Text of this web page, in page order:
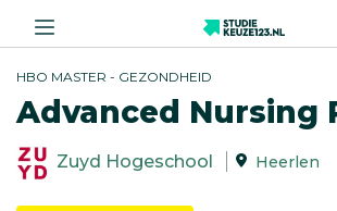
HBO MASTER - GEZONDHEID
Advanced Nursing
Zuyd Hogeschool Heerlen